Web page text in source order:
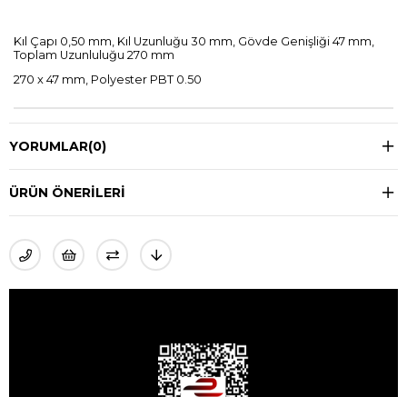
Kıl Çapı 0,50 mm, Kıl Uzunluğu 30 mm, Gövde Genişliği 47 mm,
Toplam Uzunluluğu 270 mm
270 x 47 mm, Polyester PBT 0.50
YORUMLAR(0)
ÜRÜN ÖNERILERI